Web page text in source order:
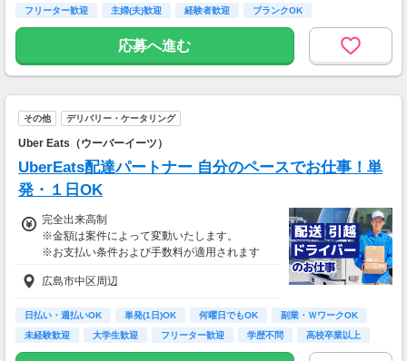
【給与例】
年収510万円／入社3年目・店長代理
年収660万円／入社5年目・エリアマネージャー
※飲食業界の経験者の場合、前職年収を考慮い
■賞与あり
【年収例】
フリーター歓迎
主婦(夫)歓迎 経験者歓迎 ブランクOK
応募へ進む
その他 デリバリー・ケータリング
Uber Eats（ウーバーイーツ）
UberEats配達パートナー 自分のペースでお仕事！単
発・１日OK
完全出来高制
※金額は案件によって変動いたします。
※お支払い条件および手数料が適用されます
広島市中区周辺
日払い・週払いOK 単発(1日)OK 何曜日でもOK
副業・ＷワークOK
未経験歓迎
大学生歓迎 フリーター歓迎 学歴不問 高校卒業以上